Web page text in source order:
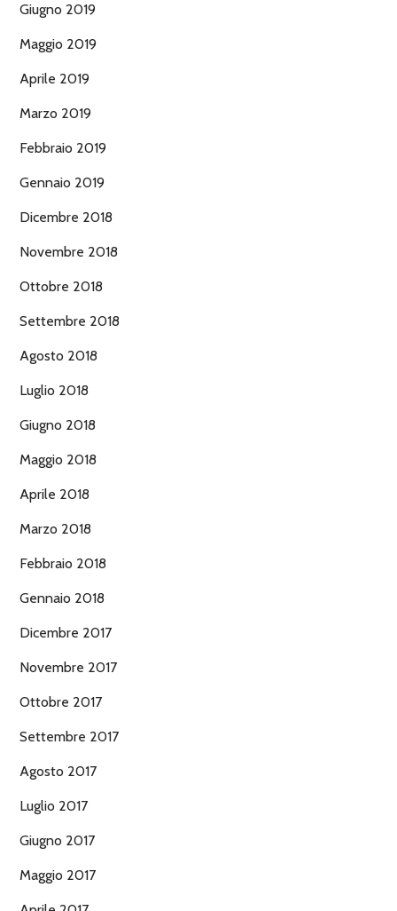
Giugno 2019
Maggio 2019
Aprile 2019
Marzo 2019
Febbraio 2019
Gennaio 2019
Dicembre 2018
Novembre 2018
Ottobre 2018
Settembre 2018
Agosto 2018
Luglio 2018
Giugno 2018
Maggio 2018
Aprile 2018
Marzo 2018
Febbraio 2018
Gennaio 2018
Dicembre 2017
Novembre 2017
Ottobre 2017
Settembre 2017
Agosto 2017
Luglio 2017
Giugno 2017
Maggio 2017